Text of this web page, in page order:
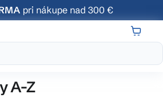
pri nákupe nad 300 €
A-Z